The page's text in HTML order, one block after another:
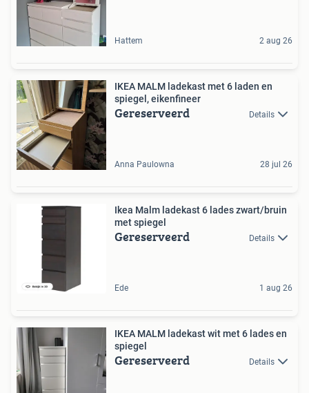
Hattem 2 aug 26
IKEA MALM ladekast met 6 laden en
spiegel, eikenfineer
Gereserveerd Details
Anna Paulowna 28 jul 26
Ikea Malm ladekast 6 lades zwart/bruin
met spiegel
Gereserveerd Details
Ede 1 aug 26
IKEA MALM ladekast wit met 6 lades en
spiegel
Gereserveerd Details